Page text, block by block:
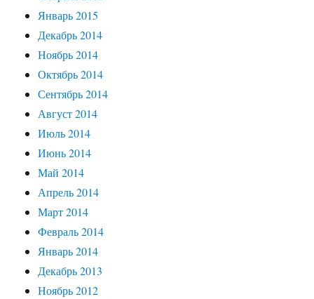
Январь 2015
Декабрь 2014
Ноябрь 2014
Октябрь 2014
Сентябрь 2014
Август 2014
Июль 2014
Июнь 2014
Май 2014
Апрель 2014
Март 2014
Февраль 2014
Январь 2014
Декабрь 2013
Ноябрь 2012